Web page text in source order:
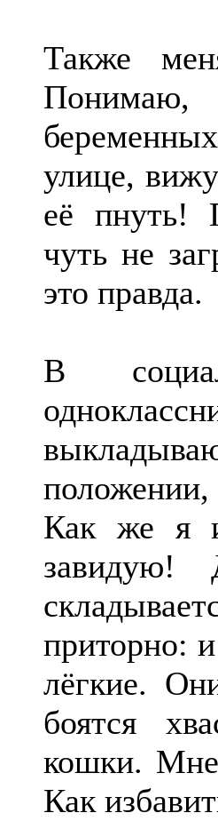
Также
улице,
её пнуть!
чуть не
это правда.
В
Как же я
приторно:
лёгкие.
боятся
кошки.
Как